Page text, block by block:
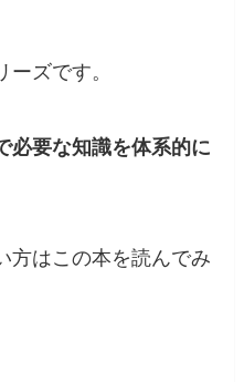
ズです。
必要な知識を体系的に
方はこの本を読んでみ